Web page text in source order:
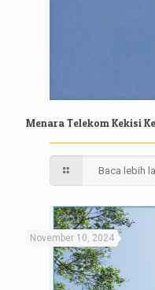
Menara Telekom Kekisi
Baca lebih
November 10, 2024